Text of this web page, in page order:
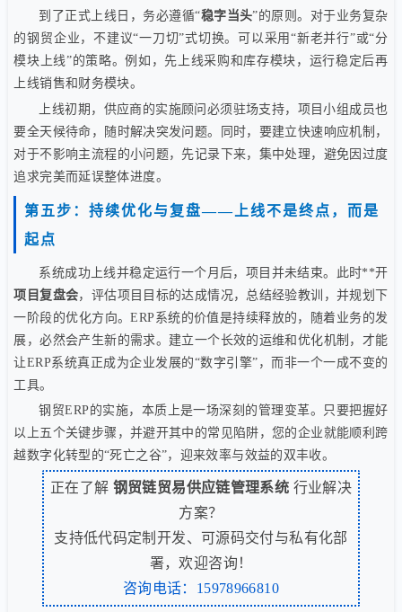
到了正式上线日，务必遵循“稳字当头”的原则。对于业务复杂
的钢贸企业，不建议“一刀切”式切换。可以采用“新老并行”或“分
模块上线”的策略。例如，先上线采购和库存模块，运行稳定后再
上线销售和财务模块。
上线初期，供应商的实施顾问必须驻场支持，项目小组成员也
要全天候待命，随时解决突发问题。同时，要建立快速响应机制，
对于不影响主流程的小问题，先记录下来，集中处理，避免因过度
追求完美而延误整体进度。
第五步：持续优化与复盘——上线不是终点，而是
起点
系统成功上线并稳定运行一个月后，项目并未结束。此时**开
项目复盘会，评估项目目标的达成情况，总结经验教训，并规划下
一阶段的优化方向。ERP系统的价值是持续释放的，随着业务的发
展，必然会产生新的需求。建立一个长效的运维和优化机制，才能
让ERP系统真正成为企业发展的“数字引擎”，而非一个一成不变的
工具。
钢贸ERP的实施，本质上是一场深刻的管理变革。只要把握好
以上五个关键步骤，并避开其中的常见陷阱，您的企业就能顺利跨
越数字化转型的“死亡之谷”，迎来效率与效益的双丰收。
正在了解 钢贸链贸易供应链管理系统 行业解决
方案？
支持低代码定制开发、可源码交付与私有化部
署，欢迎咨询！
咨询电话：15978966810